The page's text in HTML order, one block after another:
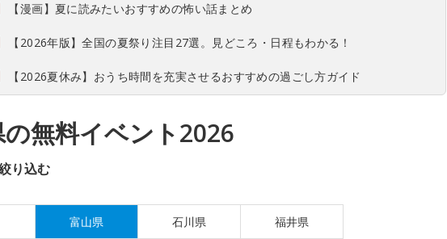
【漫画】夏に読みたいおすすめの怖い話まとめ
【2026年版】全国の夏祭り注目27選。見どころ・日程もわかる！
【2026夏休み】おうち時間を充実させるおすすめの過ごし方ガイド
無料イベント2026
り込む
富山県 石川県 福井県